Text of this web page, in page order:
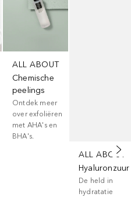
ALL ABOUT
Chemische
peelings
Ontdek meer
over exfoliëren
met AHA's en
BHA's.
ALL ABOUT
Hyaluronzuur
De held in
hydratatie